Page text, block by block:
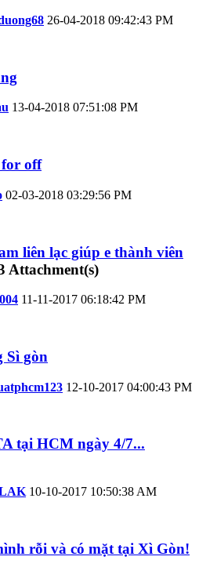
26-04-2018 09:42:43 PM
13-04-2018 07:51:08 PM
for off
02-03-2018 03:29:56 PM
liên lạc giúp e thành viên
11-11-2017 06:18:42 PM
Sì gòn
12-10-2017 04:00:43 PM
tại HCM ngày 4/7...
10-10-2017 10:50:38 AM
rỗi và có mặt tại Xì Gòn!